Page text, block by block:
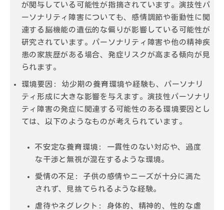
が関与している可能性が指摘されています。演技性パ
ーソナリティ障害についても、感情調節や衝動性に関
連する脳機能の遺伝的な偏りが影響している可能性が
研究されています。パーソナリティ障害や他の精神疾
患の家族歴がある場合、発症リスクが高まる傾向が見
られます。
環境要因 : 幼少期の養育環境や経験も、パーソナリ
ティ形成に大きな影響を与えます。演技性パーソナリ
ティ障害の発症に関連する可能性のある環境要因とし
ては、以下のようなものが考えられています。
不安定な養育環境 : 一貫性のない対応や、過度
な干渉と無視が混在するような環境。
愛情の不足 : 子供の感情やニーズが十分に満た
されず、見捨てられるような経験。
虐待やネグレクト : 身体的、精神的、性的な虐